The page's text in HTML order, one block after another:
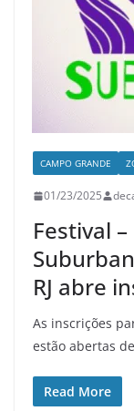
CAMPO GRANDE
01/23/2025
Festival –
RJ abre
As inscrições
estão abertas
Read More